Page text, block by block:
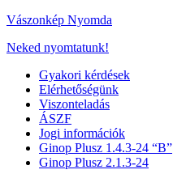
Vászonkép Nyomda
Neked nyomtatunk!
Gyakori kérdések
Elérhetőségünk
Viszonteladás
ÁSZF
Jogi információk
Ginop Plusz 1.4.3-24 “B”
Ginop Plusz 2.1.3-24